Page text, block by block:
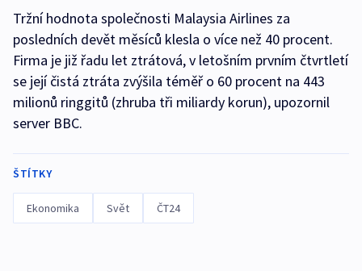
Tržní hodnota společnosti Malaysia Airlines za
posledních devět měsíců klesla o více než 40 procent.
Firma je již řadu let ztrátová, v letošním prvním čtvrtletí
se její čistá ztráta zvýšila téměř o 60 procent na 443
milionů ringgitů (zhruba tři miliardy korun), upozornil
server BBC.
ŠTÍTKY
Ekonomika Svět ČT24